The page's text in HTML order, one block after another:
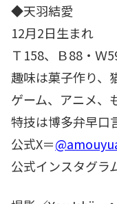
◆天羽結愛
12月2日生まれ
Ｔ158、Ｂ88・Ｗ
趣味は菓子作り、
ゲーム、アニメ、
特技は博多弁早口
公式X＝
公式インスタグラ